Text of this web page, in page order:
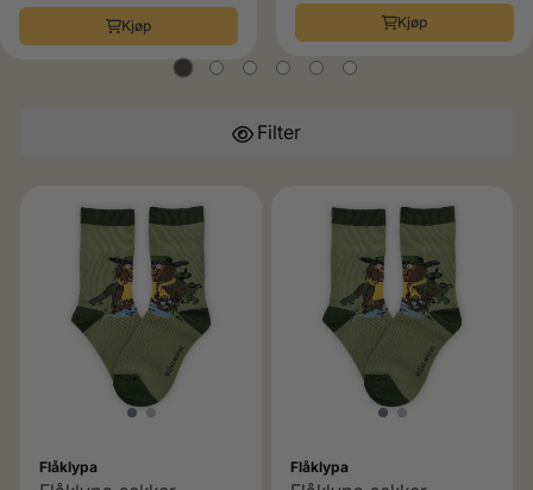
Kjøp Kjøp
Filter
Flåklypa Flåklypa